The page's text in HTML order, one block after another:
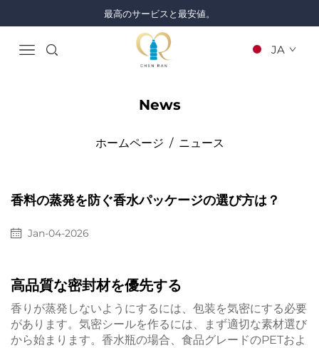
最高のサービスと最安値。
JA
ホームページ / ニュース
News
香料の蒸発を防ぐ香水パッケージの選び方は？
Jan-04-2026
高品質な密封材を優先する
香りが蒸発しないようにするには、包装を気密にする必要
があります。気密シールを作るには、まず適切な素材選び
から始まります。香水瓶の場合、食品グレードのPETおよ